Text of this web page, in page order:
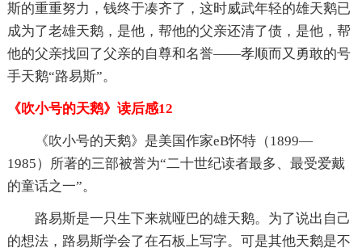
斯的重重努力，钱终于凑齐了，这时威武年轻的雄天鹅已
成为了老雄天鹅，是他，帮他的父亲还清了债，是他，帮
他的父亲找回了父亲的自尊和名誉——孝顺而又勇敢的号
手天鹅“路易斯”。
《吹小号的天鹅》读后感12
《吹小号的天鹅》是美国作家eB怀特（1899—
1985）所著的三部被誉为“二十世纪读者最多、最受爱戴
的童话之一”。
路易斯是一只生下来就哑巴的雄天鹅。为了说出自己
的想法，路易斯学会了在石板上写字。可是其他天鹅是不